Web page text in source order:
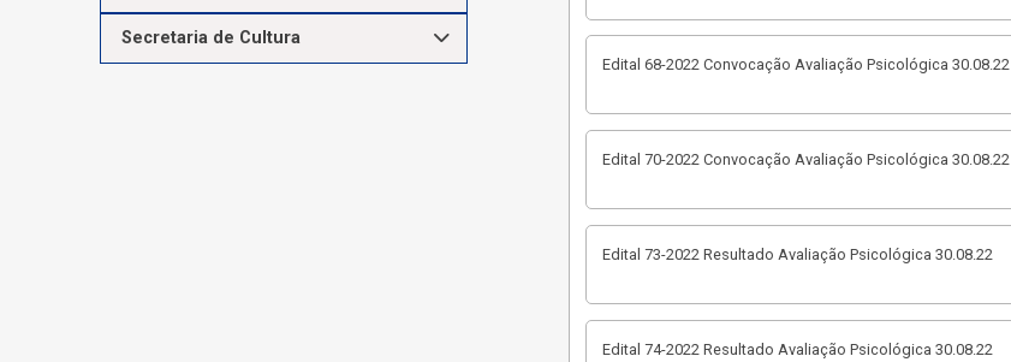
Secretaria de Cultura
Edital 68-2022 Convocação Avaliação Psicológica 30.08.22
Edital 70-2022 Convocação Avaliação Psicológica 30.08.22
Edital 73-2022 Resultado Avaliação Psicológica 30.08.22
Edital 74-2022 Resultado Avaliação Psicológica 30.08.22